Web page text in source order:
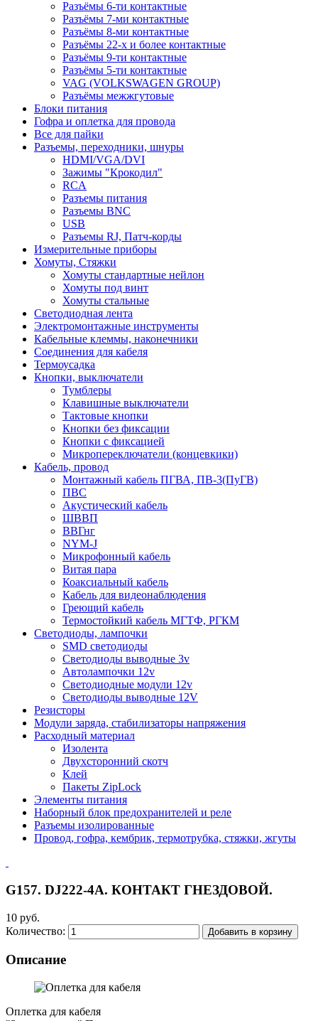
Разъёмы 6-ти контактные
Разъёмы 7-ми контактные
Разъёмы 8-ми контактные
Разъёмы 22-х и более контактные
Разъёмы 9-ти контактные
Разъёмы 5-ти контактные
VAG (VOLKSWAGEN GROUP)
Разъёмы межжгутовые
Блоки питания
Гофра и оплетка для провода
Все для пайки
Разъемы, переходники, шнуры
HDMI/VGA/DVI
Зажимы "Крокодил"
RCA
Разъемы питания
Разъемы BNC
USB
Разъемы RJ, Патч-корды
Измерительные приборы
Хомуты, Стяжки
Хомуты стандартные нейлон
Хомуты под винт
Хомуты стальные
Светодиодная лента
Электромонтажные инструменты
Кабельные клеммы, наконечники
Соединения для кабеля
Термоусадка
Кнопки, выключатели
Тумблеры
Клавишные выключатели
Тактовые кнопки
Кнопки без фиксации
Кнопки с фиксацией
Микропереключатели (концевкики)
Кабель, провод
Монтажный кабель ПГВА, ПВ-3(ПуГВ)
ПВС
Акустический кабель
ШВВП
ВВГнг
NYM-J
Микрофонный кабель
Витая пара
Коаксиальный кабель
Кабель для видеонаблюдения
Греющий кабель
Термостойкий кабель МГТФ, РГКМ
Светодиоды, лампочки
SMD светодиоды
Светодиоды выводные 3v
Автолампочки 12v
Светодиодные модули 12v
Светодиоды выводные 12V
Резисторы
Модули заряда, стабилизаторы напряжения
Расходный материал
Изолента
Двухсторонний скотч
Клей
Пакеты ZipLock
Элементы питания
Наборный блок предохранителей и реле
Разъемы изолированные
Провод, гофра, кембрик, термотрубка, стяжки, жгуты
G157. DJ222-4A. КОНТАКТ ГНЕЗДОВОЙ.
10 руб.
Количество:
Добавить в корзину
Описание
Оплетка для кабеля